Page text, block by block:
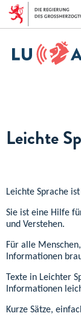
Leichte
Leichte Sprache
Sie ist eine Hilfe
und Verstehen.
Für alle
Informationen
Texte in Leichter
Informationen
Kurze Sätze,